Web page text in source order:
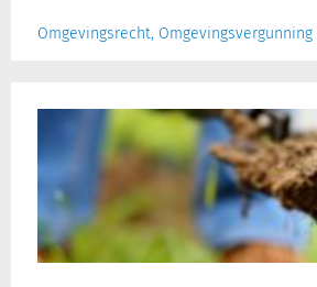
Omgevingsrecht, Omgevingsvergunning
aanleg
vergunningsvoorwaarde